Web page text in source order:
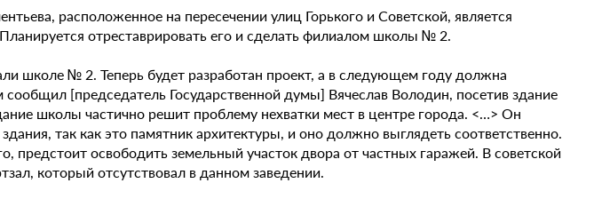
расположенное на пересечении улиц Горького и Советской, является
отреставрировать его и сделать филиалом школы № 2.
школе № 2. Теперь будет разработан проект, а в следующем году должна
сообщил [председатель Государственной думы] Вячеслав Володин, посетив здание
школы частично решит проблему нехватки мест в центре города. <…> Он
так как это памятник архитектуры, и оно должно выглядеть соответственно.
предстоит освободить земельный участок двора от частных гаражей. В советской
который отсутствовал в данном заведении.